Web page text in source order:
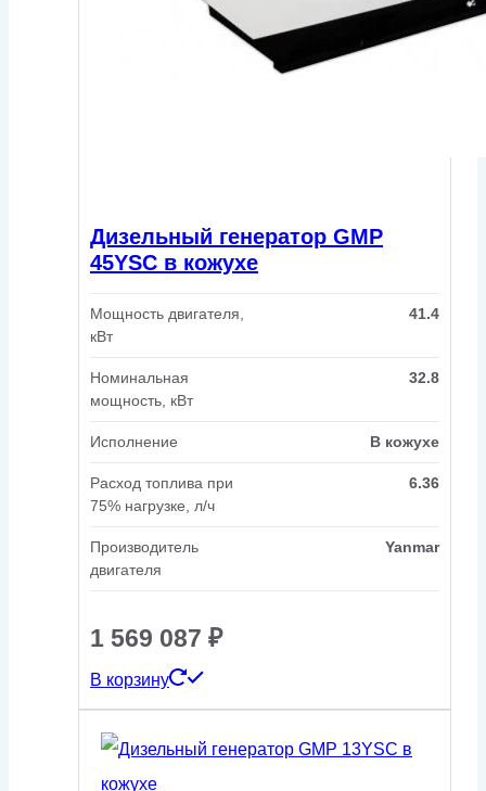
Дизельный генератор GMP
45YSC в кожухе
Мощность двигателя,
кВт
41.4
Номинальная
мощность, кВт
32.8
Исполнение В кожухе
Расход топлива при
75% нагрузке, л/ч
6.36
Производитель
двигателя
Yanmar
1 569 087 ₽
В корзину